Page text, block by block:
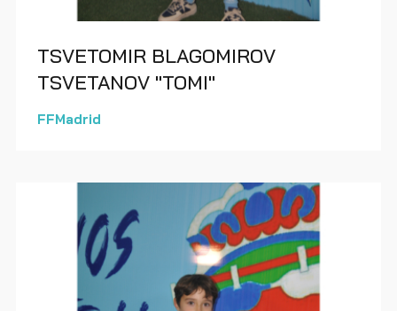
TSVETOMIR BLAGOMIROV
TSVETANOV "TOMI"
FFMadrid